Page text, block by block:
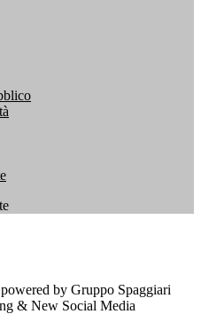
by Gruppo Spaggiari
& New Social Media